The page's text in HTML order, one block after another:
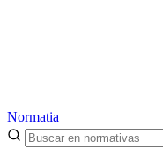
Normatia